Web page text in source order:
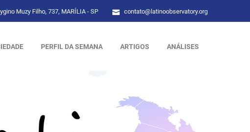
Muzy Filho, 737, MARÍLIA - SP contato@latinoobservatory.org
PERFIL DA SEMANA ARTIGOS ANÁLISES